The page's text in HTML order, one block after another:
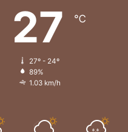
27 ℃
27º - 24º
89%
1.03 km/h